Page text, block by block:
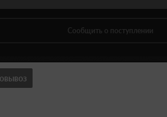
Сообщить о поступлении